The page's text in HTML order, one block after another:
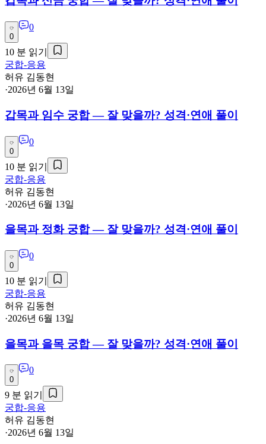
0
0
10 분 읽기
궁합-응용
허유 김동현
·2026년 6월 13일
갑목과 임수 궁합 — 잘 맞을까? 성격·연애 풀이
0
0
10 분 읽기
궁합-응용
허유 김동현
·2026년 6월 13일
을목과 정화 궁합 — 잘 맞을까? 성격·연애 풀이
0
0
10 분 읽기
궁합-응용
허유 김동현
·2026년 6월 13일
을목과 을목 궁합 — 잘 맞을까? 성격·연애 풀이
0
0
9 분 읽기
궁합-응용
허유 김동현
·2026년 6월 13일